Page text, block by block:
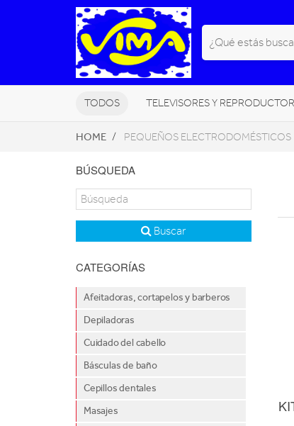
TODOS TELEVISORES Y
PEQUEÑOS
HOME PEQUEÑOS ELECTRODOMÉSTICOS
BÚSQUEDA
Buscar
CATEGORÍAS
Afeitadoras, cortapelos y barberos
Depiladoras
Cuidado del cabello
Básculas de baño
Cepillos dentales
Masajes